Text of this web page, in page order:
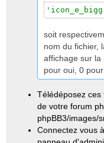
soit
nom du fichier,
affichage sur la
pour oui, 0
Télédéposez ces
de votre forum
phpBB3/images/
Connectez vous